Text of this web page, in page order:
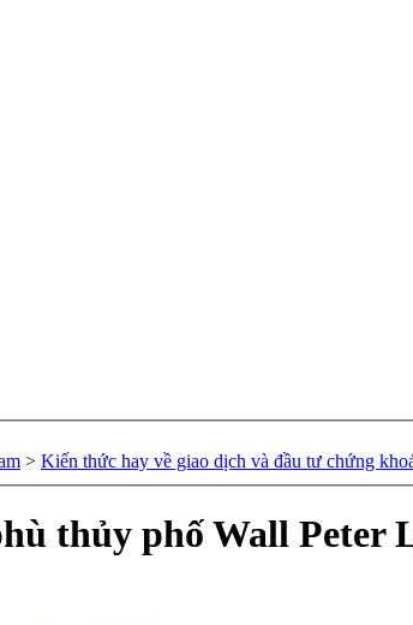
> Kiến thức hay về giao dịch và đầu tư chứng
thủy phố Wall Peter